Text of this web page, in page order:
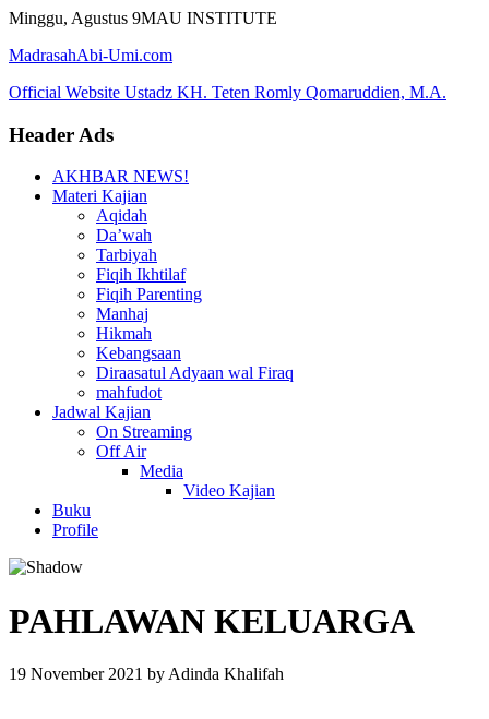
Skip
content
Minggu, Agustus 9MAU INSTITUTE
MadrasahAbi-Umi.com
Official Website Ustadz KH. Teten Romly Qomaruddien, M.A.
Header Ads
AKHBAR NEWS!
Materi Kajian
Aqidah
Da’wah
Tarbiyah
Fiqih Ikhtilaf
Fiqih Parenting
Manhaj
Hikmah
Kebangsaan
Diraasatul Adyaan wal Firaq
mahfudot
Jadwal Kajian
On Streaming
Off Air
Media
Video Kajian
Buku
Profile
PAHLAWAN KELUARGA
19 November 2021 by Adinda Khalifah